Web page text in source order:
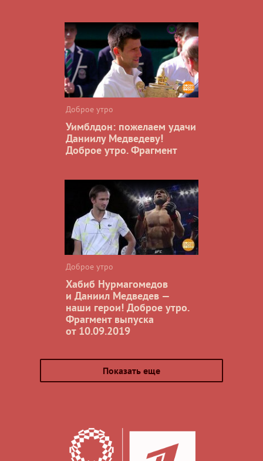
Доброе утро
Уимблдон: пожелаем удачи
Даниилу Медведеву!
Доброе утро. Фрагмент
Доброе утро
Хабиб Нурмагомедов
и Даниил Медведев —
наши герои! Доброе утро.
Фрагмент выпуска
от 10.09.2019
Показать еще